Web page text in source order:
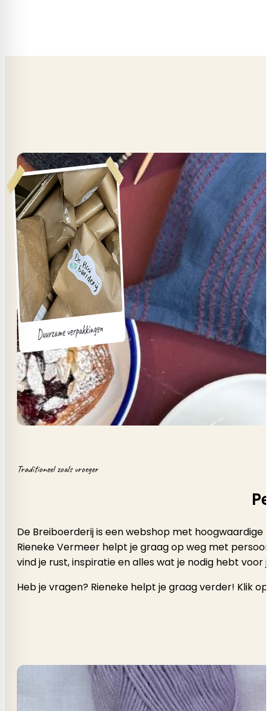
Traditioneel zoals vroeger
De Breiboerderij is een webshop met
Rieneke Vermeer helpt je graag op weg met
vind je rust, inspiratie en alles wat je nodig hebt voor
Heb je vragen? Rieneke helpt je graag verder! Klik